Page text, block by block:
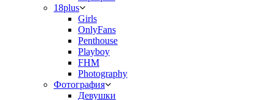
18plus
Girls
OnlyFans
Penthouse
Playboy
FHM
Photography
Фотография
Девушки